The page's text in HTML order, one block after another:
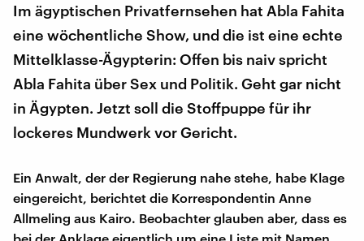
Im ägyptischen Privatfernsehen hat Abla Fahita
eine wöchentliche Show, und die ist eine echte
Mittelklasse-Ägypterin: Offen bis naiv spricht
Abla Fahita über Sex und Politik. Geht gar nicht
in Ägypten. Jetzt soll die Stoffpuppe für ihr
lockeres Mundwerk vor Gericht.
Ein Anwalt, der der Regierung nahe stehe, habe Klage
eingereicht, berichtet die Korrespondentin Anne
Allmeling aus Kairo. Beobachter glauben aber, dass es